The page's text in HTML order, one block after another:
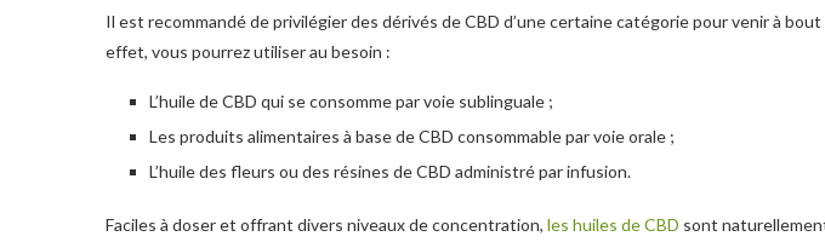
Il est recommandé de privilégier des dérivés de CBD d’une certaine catégorie pour venir à
effet, vous pourrez utiliser au besoin :
L’huile de CBD qui se consomme par voie sublinguale ;
Les produits alimentaires à base de CBD consommable par voie orale ;
L’huile des fleurs ou des résines de CBD administré par infusion.
Faciles à doser et offrant divers niveaux de concentration, les huiles de CBD sont